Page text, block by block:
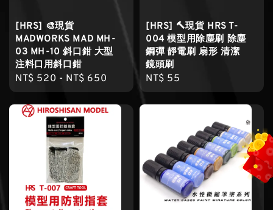
[HRS] 🎨現貨
MADWORKS MAD MH-
03 MH-10 斜口鉗 大型
注料口用斜口鉗
Regular
price
NT$ 520 - NT$ 650
[HRS] 🔨現貨 HRS T-
004 模型用除塵刷 除塵
鋼彈 靜電刷 扇形 清潔
鏡頭刷
Regular
price
NT$ 55